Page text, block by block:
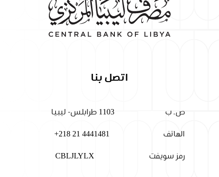
اتصل بنا
ص. ب 1103 طرابلس- ليبيا
الهاتف +218 21 4441481
رمز سويفت CBLJLYLX